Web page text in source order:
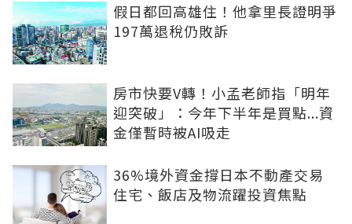
假日都回高雄住！他拿里長證明爭
197萬退稅仍敗訴
房市快要V轉！小孟老師指「明年
迎突破」：今年下半年是買點...資
金僅暫時被AI吸走
36%境外資金撐日本不動產交易
住宅、飯店及物流躍投資焦點